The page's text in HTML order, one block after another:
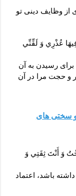
از وظايف دينى تو
عُذْرِي وَ لَقِّنِّي
رسيدن به آن
و حجت مرا در آن
و سختی های
وَ أَنْتَ ثِقَتِي وَ
باشد، اعتماد